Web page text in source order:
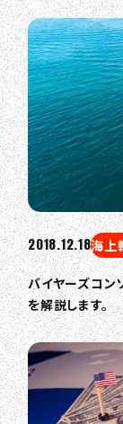
2018.12.18海上
バイヤーズコン
を解説します。